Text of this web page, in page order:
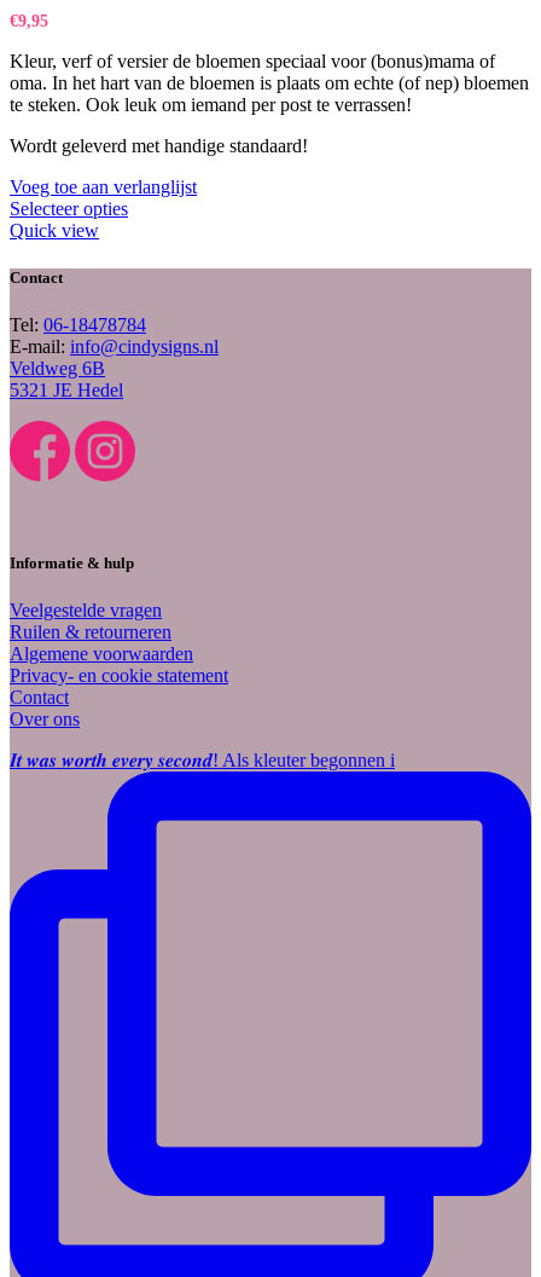
€9,95
Kleur, verf of versier de bloemen speciaal voor (bonus)mama of
oma. In het hart van de bloemen is plaats om echte (of nep) bloemen
te steken. Ook leuk om iemand per post te verrassen!
Wordt geleverd met handige standaard!
Voeg toe aan verlanglijst
Selecteer opties
Quick view
Contact
Tel: 06-18478784
E-mail: info@cindysigns.nl
Veldweg 6B
5321 JE Hedel
Informatie & hulp
Veelgestelde vragen
Ruilen & retourneren
Algemene voorwaarden
Privacy- en cookie statement
Contact
Over ons
𝑰𝒕 𝒘𝒂𝒔 𝒘𝒐𝒓𝒕𝒉 𝒆𝒗𝒆𝒓𝒚 𝒔𝒆𝒄𝒐𝒏𝒅! Als kleuter begonnen i